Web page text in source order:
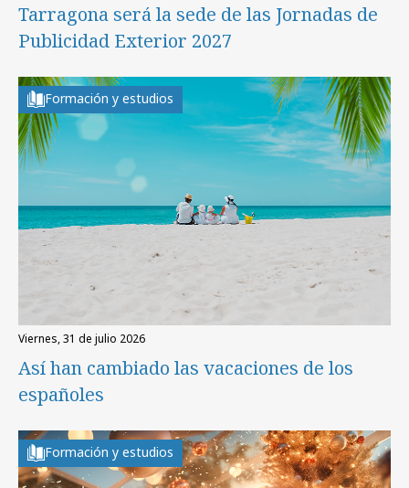
Tarragona será la sede de las Jornadas de
Publicidad Exterior 2027
Formación y estudios
viernes, 31 de julio 2026
Así han cambiado las vacaciones de los
españoles
Formación y estudios